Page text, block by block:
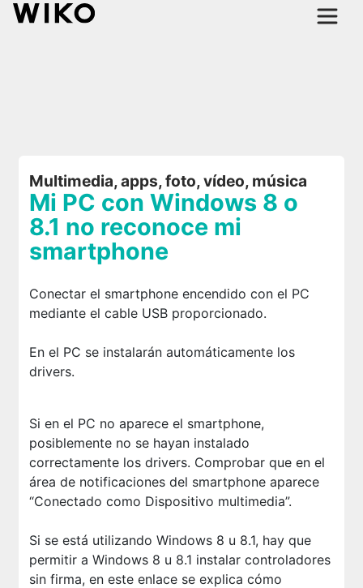
Multimedia, apps, foto, vídeo, música
Mi PC con Windows 8 o
8.1 no reconoce mi
smartphone
Conectar el smartphone encendido con el PC
mediante el cable USB proporcionado.
En el PC se instalarán automáticamente los
drivers.
Si en el PC no aparece el smartphone,
posiblemente no se hayan instalado
correctamente los drivers. Comprobar que en el
área de notificaciones del smartphone aparece
“Conectado como Dispositivo multimedia”.
Si se está utilizando Windows 8 u 8.1, hay que
permitir a Windows 8 u 8.1 instalar controladores
sin firma, en este enlace se explica cómo